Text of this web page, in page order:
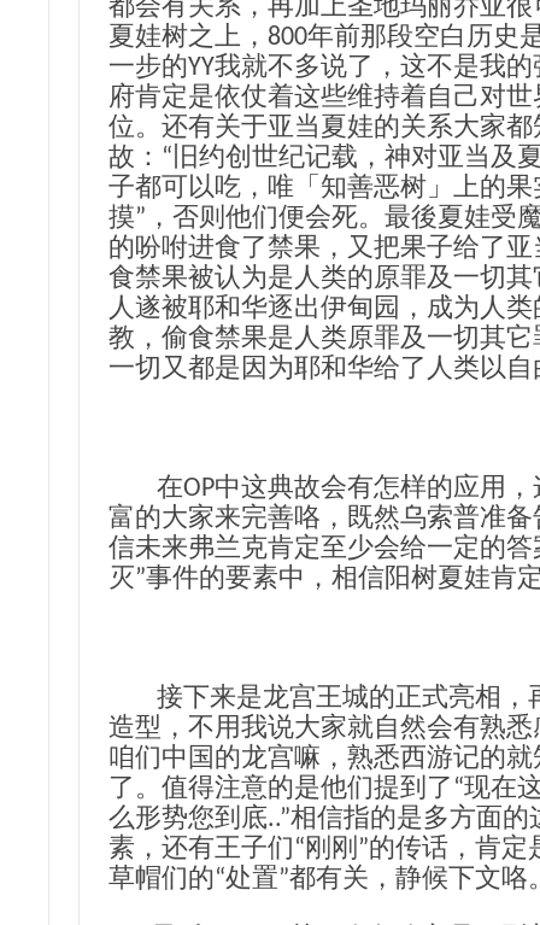
都会有关系，再加上圣地玛丽乔亚
夏娃树之上，800年前那段空白历史
一步的YY我就不多说了，这不是我
府肯定是依仗着这些维持着自己对
位。还有关于亚当夏娃的关系大家
故：“旧约创世纪记载，神对亚当及
子都可以吃，唯「知善恶树」上的果
摸”，否则他们便会死。最後夏娃受
的吩咐进食了禁果，又把果子给了
食禁果被认为是人类的原罪及一切
人遂被耶和华逐出伊甸园，成为人
教，偷食禁果是人类原罪及一切其
一切又都是因为耶和华给了人类以自
在OP中这典故会有怎样的应用，
富的大家来完善咯，既然乌索普准
信未来弗兰克肯定至少会给一定的答
灭”事件的要素中，相信阳树夏娃肯
接下来是龙宫王城的正式亮相，
造型，不用我说大家就自然会有熟
咱们中国的龙宫嘛，熟悉西游记的
了。值得注意的是他们提到了“现在
么形势您到底..”相信指的是多方面
素，还有王子们“刚刚”的传话，肯定
草帽们的“处置”都有关，静候下文咯